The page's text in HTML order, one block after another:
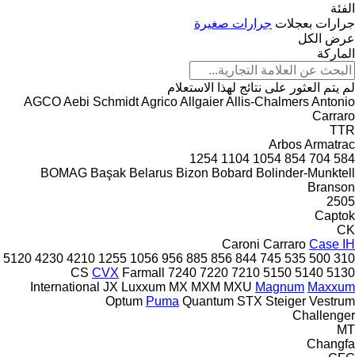
الفئة
جرارات بعجلات جرارات صغيرة
عرض الكل
الماركة
لم يتم العثور على نتائج لهذا الاستعلام
AGCOAebi SchmidtAgricoAllgaierAllis-ChalmersAntonio
Carraro
TTR
ArbosArmatrac
584
704
854
1054
1104
1254
BOMAG Başak Belarus Bizon Bobard Bolinder-Munktell
Branson
2505
Captok
CK
Caroni Carraro Case IH
310
500
535
745
844
856
885
956
1056
1255
4210
4230
5120
5130
5140
5150
7210
7220
7240
CS CVX Farmall
International JX Luxxum MX MXM MXU Magnum Maxxum
Optum Puma Quantum STX Steiger Vestrum
Challenger
MT
Changfa